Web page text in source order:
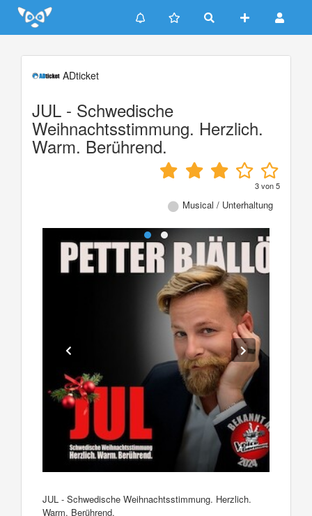
Update cookies preferences
ADticket
JUL - Schwedische
Weihnachtsstimmung. Herzlich.
Warm. Berührend.
3von5
Musical / Unterhaltung
JUL - Schwedische Weihnachtsstimmung. Herzlich.
Warm. Berührend.